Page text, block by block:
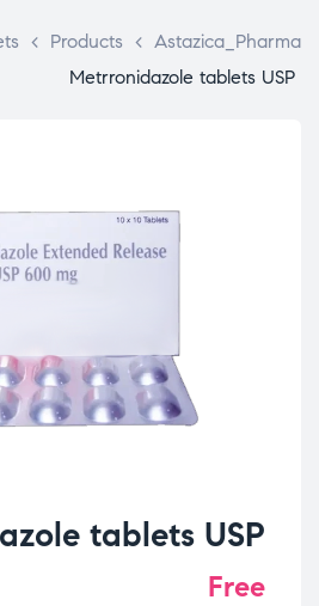
Astazica_Pharma
>
Products
>
Metrronidazole tablets USP
tablets USP
Free